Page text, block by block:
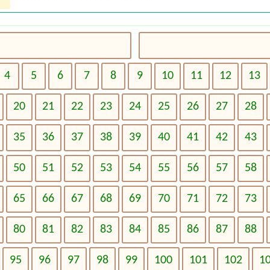
4 5 6 7 8 9 10 11 12 13
20 21 22 23 24 25 26 27 28
35 36 37 38 39 40 41 42 43
50 51 52 53 54 55 56 57 58
65 66 67 68 69 70 71 72 73
80 81 82 83 84 85 86 87 88
95 96 97 98 99 100 101 102